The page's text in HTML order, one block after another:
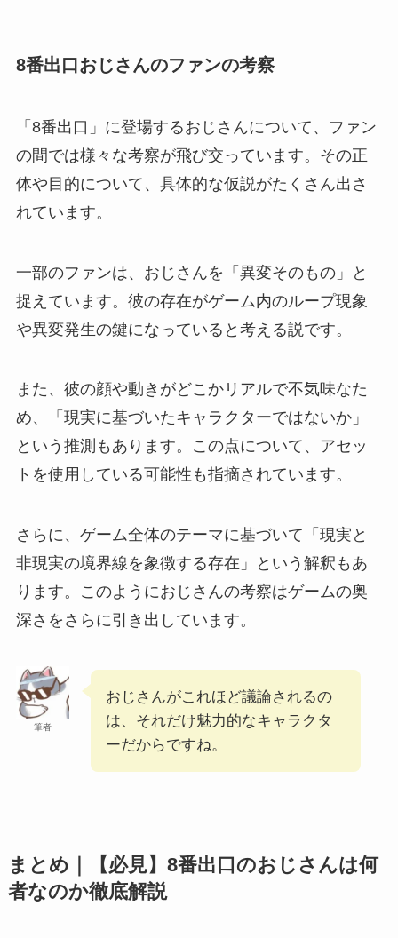
8番出口おじさんのファンの考察
「8番出口」に登場するおじさんについて、ファン
の間では様々な考察が飛び交っています。その正
体や目的について、具体的な仮説がたくさん出さ
れています。
一部のファンは、おじさんを「異変そのもの」と
捉えています。彼の存在がゲーム内のループ現象
や異変発生の鍵になっていると考える説です。
また、彼の顔や動きがどこかリアルで不気味なた
め、「現実に基づいたキャラクターではないか」
という推測もあります。この点について、アセッ
トを使用している可能性も指摘されています。
さらに、ゲーム全体のテーマに基づいて「現実と
非現実の境界線を象徴する存在」という解釈もあ
ります。このようにおじさんの考察はゲームの奥
深さをさらに引き出しています。
筆者
おじさんがこれほど議論されるの
は、それだけ魅力的なキャラクタ
ーだからですね。
まとめ｜【必見】8番出口のおじさんは何
者なのか徹底解説